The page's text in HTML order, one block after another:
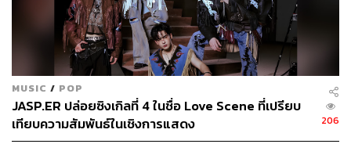
MUSIC / POP
JASP.ER ปล่อยซิงเกิลที่ 4 ในชื่อ Love Scene ที่เปรียบ
เทียบความสัมพันธ์ในเชิงการแสดง
206